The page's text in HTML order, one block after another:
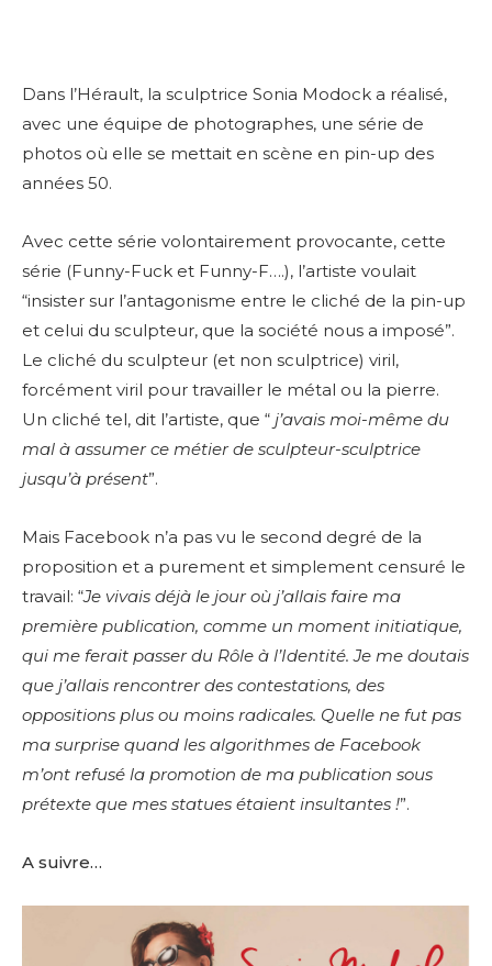
Dans l’Hérault, la sculptrice Sonia Modock a réalisé,
avec une équipe de photographes, une série de
photos où elle se mettait en scène en pin-up des
années 50.
Avec cette série volontairement provocante, cette
série (Funny-Fuck et Funny-F….), l’artiste voulait
“insister sur l’antagonisme entre le cliché de la pin-up
et celui du sculpteur, que la société nous a imposé”.
Le cliché du sculpteur (et non sculptrice) viril,
forcément viril pour travailler le métal ou la pierre.
Un cliché tel, dit l’artiste, que “ j’avais moi-même du
mal à assumer ce métier de sculpteur-sculptrice
jusqu’à présent”.
Mais Facebook n’a pas vu le second degré de la
proposition et a purement et simplement censuré le
travail: “Je vivais déjà le jour où j’allais faire ma
première publication, comme un moment initiatique,
qui me ferait passer du Rôle à l’Identité. Je me doutais
que j’allais rencontrer des contestations, des
oppositions plus ou moins radicales. Quelle ne fut pas
ma surprise quand les algorithmes de Facebook
m’ont refusé la promotion de ma publication sous
prétexte que mes statues étaient insultantes !”.
A suivre…